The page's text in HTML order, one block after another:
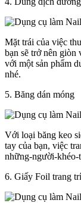
Mặt trái của việc
bạn sẽ trở nên giòn
với một sản phẩm
nhé.
5. Băng dán móng
Với loại băng keo
tay của bạn, việc
những-người-khéo-
6. Giấy Foil trang